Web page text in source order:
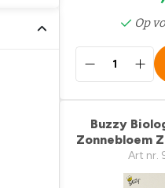
Op
Buzzy
Zonnebloem
Art nr.